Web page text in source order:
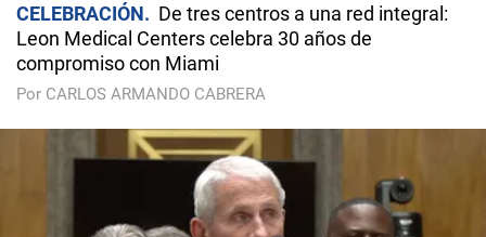
CELEBRACIÓN
De tres centros a una red integral:
Leon Medical Centers celebra 30 años de
compromiso con Miami
Por CARLOS ARMANDO CABRERA